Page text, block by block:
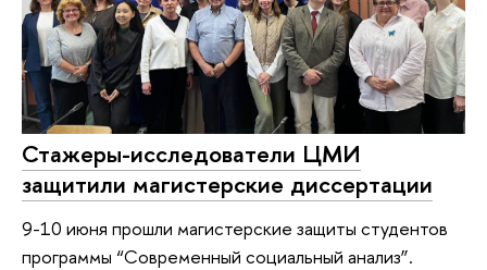
Стажеры-исследователи ЦМИ
защитили магистерские диссертации
9-10 июня прошли магистерские защиты студентов
программы “Современный социальный анализ”.